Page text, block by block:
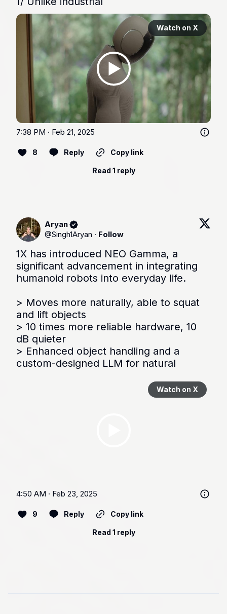
Watch on X
7:38 PM · Feb 21, 2025
8 Reply Copy link
Read 1 reply
Aryan
@Singh1Aryan · Follow
1X has introduced NEO Gamma, a
significant advancement in integrating
humanoid robots into everyday life.
> Moves more naturally, able to squat
and lift objects
> 10 times more reliable hardware, 10
dB quieter
> Enhanced object handling and a
custom-designed LLM for natural
Watch on X
4:50 AM · Feb 23, 2025
9 Reply Copy link
Read 1 reply